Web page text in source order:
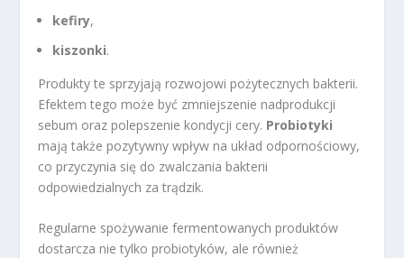
kefiry,
kiszonki.
Produkty te sprzyjają rozwojowi pożytecznych bakterii.
Efektem tego może być zmniejszenie nadprodukcji
sebum oraz polepszenie kondycji cery. Probiotyki
mają także pozytywny wpływ na układ odpornościowy,
co przyczynia się do zwalczania bakterii
odpowiedzialnych za trądzik.
Regularne spożywanie fermentowanych produktów
dostarcza nie tylko probiotyków, ale również